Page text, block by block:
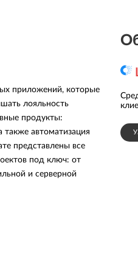
приложений, которые
лояльность
продукты:
автоматизация
представлены все
под ключ: от
и серверной
неопределенность:
«Юнстрим»
ООО